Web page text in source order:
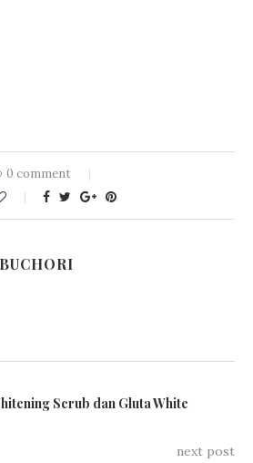
0 comment
Scrub dan Gluta White
next post